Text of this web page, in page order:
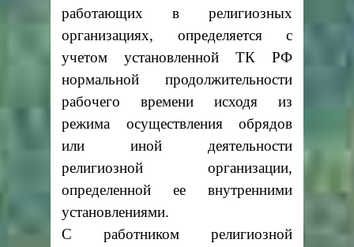
работающих в религиозных
организациях, определяется с
учетом установленной ТК РФ
нормальной продолжительности
рабочего времени исходя из
режима осуществления обрядов
или иной деятельности
религиозной организации,
определенной ее внутренними
установлениями.
С работником религиозной